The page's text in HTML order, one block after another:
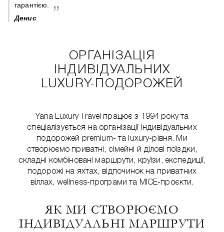
гарантією.
Денис
ОРГАНІЗАЦІЯ
ІНДИВІДУАЛЬНИХ
LUXURY-ПОДОРОЖЕЙ
Yana Luxury Travel працює з 1994 року та
спеціалізується на організації індивідуальних
подорожей premium- та luxury-рівня. Ми
створюємо приватні, сімейні й ділові поїздки,
складні комбіновані маршрути, круїзи, експедиції,
подорожі на яхтах, відпочинок на приватних
віллах, wellness-програми та MICE-проєкти.
ЯК МИ СТВОРЮЄМО
ІНДИВІДУАЛЬНІ МАРШРУТИ